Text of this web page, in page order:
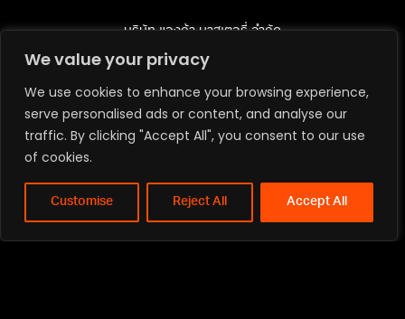
We value your privacy
We use cookies to enhance your browsing experience,
serve personalised ads or content, and analyse our
traffic. By clicking "Accept All", you consent to our use
of cookies.
Customise Reject All Accept All
บริษัท แองก้า มาสเตอรี่ จำกัด
ที่อยู่: 92 อาคารสำนักงาน เซ็นทรัล พาร์ค ออฟฟิศเศส ชั้นที่ 12 ห้องเลขที่
แอลแอล1210 ถนนพระรามที่ 4 แขวงสีลม เขตบางรัก กรุงเทพมหานคร
10500
เบอร์โทรศัพท์: 080-902-6600
email:mastery@anga.co.th
ลงทะเบียนความสนใจ